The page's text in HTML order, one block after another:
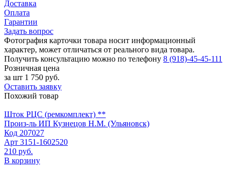
Доставка
Оплата
Гарантии
Задать вопрос
Фотография карточки товара носит информационный
характер, может отличаться от реального вида товара.
Получить консультацию можно по телефону 8 (918)-45-45-111
Розничная цена
за шт 1 750 руб.
Оставить заявку
Похожий товар
Шток РЦС (ремкомплект) **
Произ-ль ИП Кузнецов Н.М. (Ульяновск)
Код 207027
Арт 3151-1602520
210 руб.
В корзину